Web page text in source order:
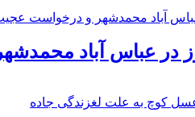
در عباس آباد